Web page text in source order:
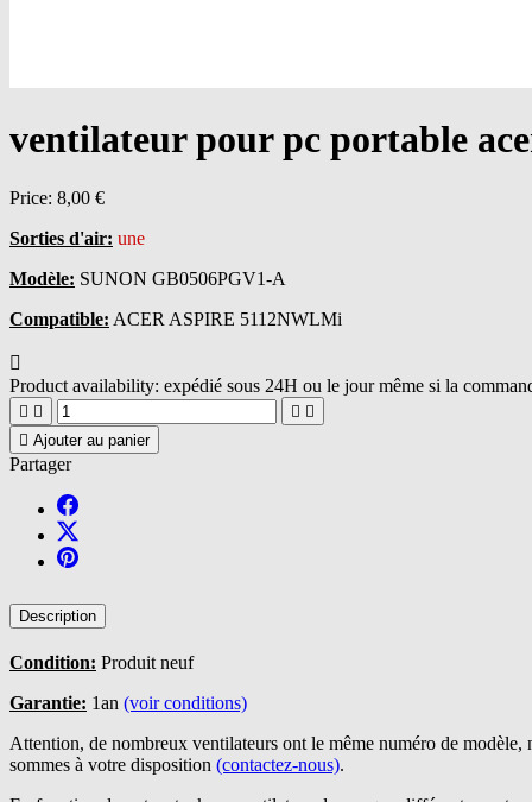
ventilateur pour pc portable
Price: 8,00 €
Sorties d'air: une
Modèle: SUNON GB0506PGV1-A
Compatible: ACER ASPIRE 5112NWLMi

Product availability: expédié sous 24H ou le jour même si la
   
 Ajouter au panier
Partager
Description
Condition: Produit neuf
Garantie: 1an (voir conditions)
Attention, de nombreux ventilateurs ont le même numéro de
sommes à votre disposition (contactez-nous).